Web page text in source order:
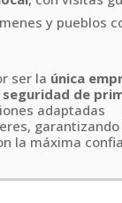
y pueblos
ser la única
de
adaptadas
garantizando
la máxima